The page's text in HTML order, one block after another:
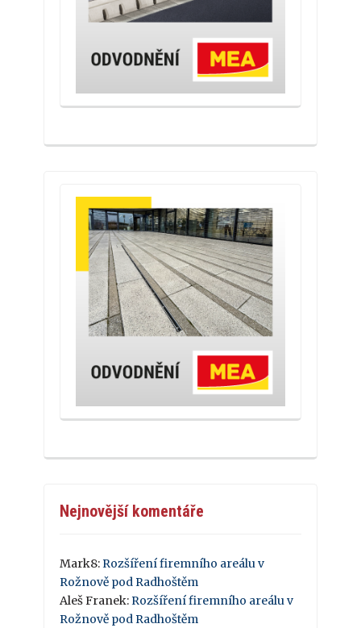
Nejnovější komentáře
Mark8:Rozšíření firemního areálu v
Rožnově pod Radhoštěm
Aleš Franek:Rozšíření firemního areálu v
Rožnově pod Radhoštěm